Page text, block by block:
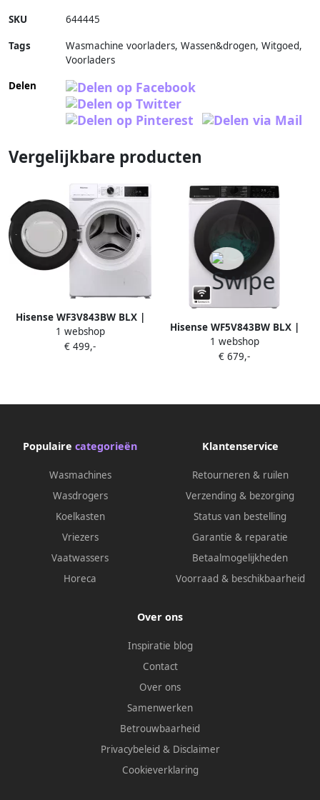
SKU 644445
Tags
Wasmachine voorladers, Wassen&drogen, Witgoed,
Voorladers
Delen
Vergelijkbare producten
Hisense WF3V843BW BLX |
Wasmachines |
Huishouden&Woning
1 webshop
€ 499,-
Hisense WF5V843BW BLX |
Wasmachines |
Huishouden&Woning
1 webshop
€ 679,-
Populaire categorieën
Wasmachines
Wasdrogers
Koelkasten
Vriezers
Vaatwassers
Horeca
Klantenservice
Retourneren & ruilen
Verzending & bezorging
Status van bestelling
Garantie & reparatie
Betaalmogelijkheden
Voorraad & beschikbaarheid
Over ons
Inspiratie blog
Contact
Over ons
Samenwerken
Betrouwbaarheid
Privacybeleid & Disclaimer
Cookieverklaring